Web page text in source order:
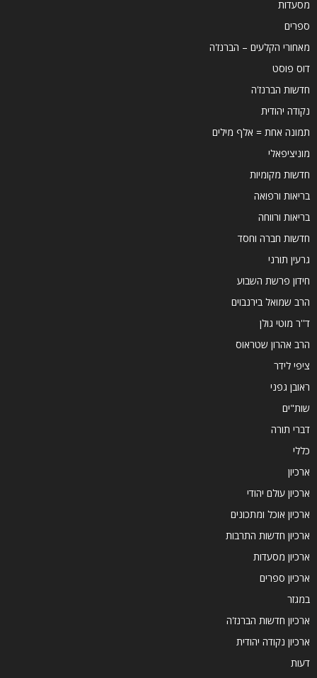
מסעדות
ספרים
מאחורי הקלעים – הברנז'ה
דוס פוסט
חדשות הברנז'ה
נקודה יהודית
תמונה אחת = אלף מילים
מוניציפאלי
חדשות מקומיות
בריאות ורפואה
בריאות ורווחה
חדשות חברה וחסד
גרעין תורני
חידון פרשת השבוע
הרב שמואל בירנבוים
ד''ר מוטי גולן
הרב אהרון שטראוס
ציפי לידר
ראובן גפני
שות"ים
דברי תורה
כללי
ארכיון
ארכיון עולם יהודי
ארכיון אוכל ומתכונים
ארכיון חדשות התרבות
ארכיון מסעדות
ארכיון ספרים
במגזר
ארכיון חדשות הברנז'ה
ארכיון נקודה יהודית
דעות